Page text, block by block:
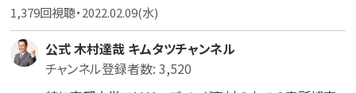
1,379回視聴・2022.02.09(水)
公式 木村達哉 キムタツチャンネル
チャンネル登録者数: 3,520